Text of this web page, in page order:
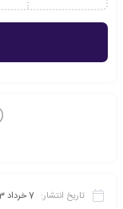
تاریخ انتشار: 7 خرداد 1403